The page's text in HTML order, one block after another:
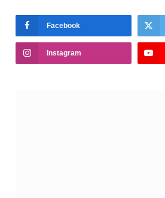
Facebook
Instagram